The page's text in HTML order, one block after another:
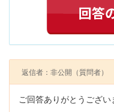
返信者：非公開 （質問者）
ご回答ありがとうござい